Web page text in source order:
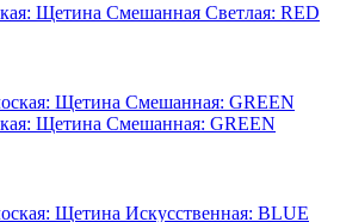
Щетина Смешанная Светлая: RED
Щетина Смешанная: GREEN